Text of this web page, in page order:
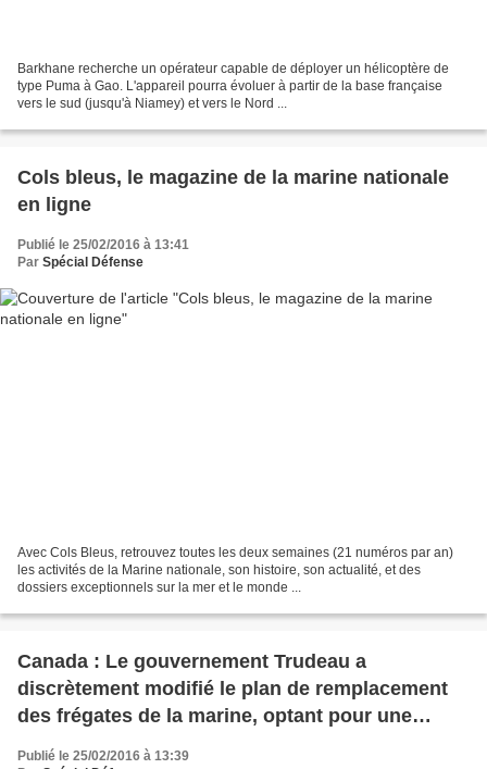
Barkhane recherche un opérateur capable de déployer un hélicoptère de
type Puma à Gao. L'appareil pourra évoluer à partir de la base française
vers le sud (jusqu'à Niamey) et vers le Nord ...
Cols bleus, le magazine de la marine nationale
en ligne
Publié le 25/02/2016 à 13:41
Par Spécial Défense
Avec Cols Bleus, retrouvez toutes les deux semaines (21 numéros par an)
les activités de la Marine nationale, son histoire, son actualité, et des
dossiers exceptionnels sur la mer et le monde ...
Canada : Le gouvernement Trudeau a
discrètement modifié le plan de remplacement
des frégates de la marine, optant pour une
conception étrangère reconnue plutôt qu'un
Publié le 25/02/2016 à 13:39